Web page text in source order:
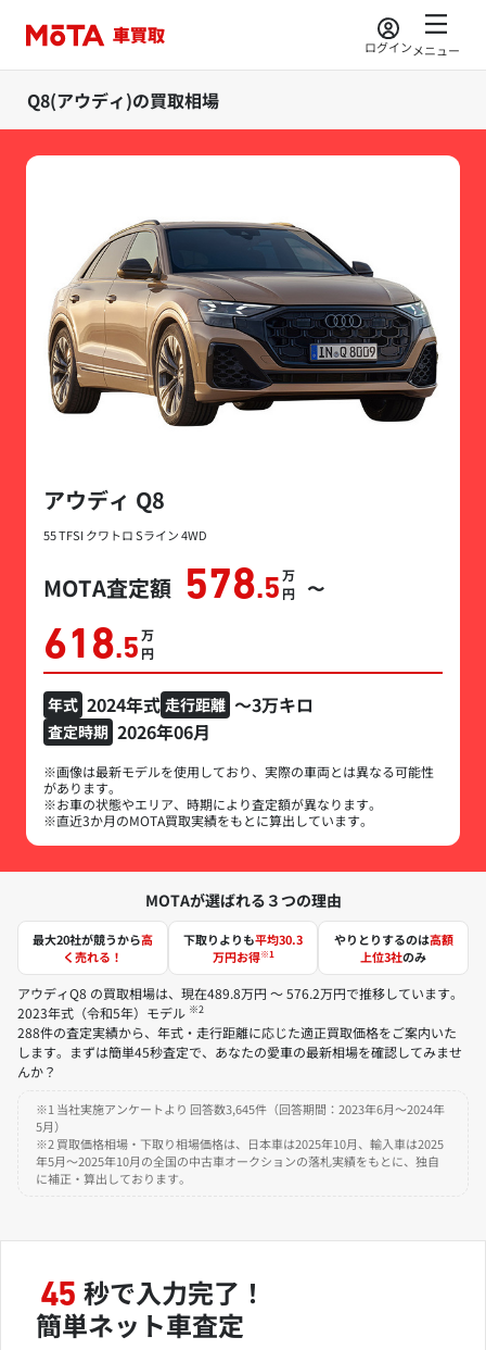
ログインメニュー
Q8(アウディ)の買取相場
アウディ Q8
55 TFSI クワトロ Sライン 4WD
MOTA査定額 578.5万円 〜
618.5万円
年式 2024年式 走行距離 ～3万キロ
査定時期 2026年06月
※画像は最新モデルを使用しており、実際の車両とは異なる可能性
があります。
※お車の状態やエリア、時期により査定額が異なります。
※直近3か月のMOTA買取実績をもとに算出しています。
MOTAが選ばれる３つの理由
最大20社が競うから高
く売れる！
下取りよりも平均30.3
万円お得※1
やりとりするのは高額
上位3社のみ
アウディQ8 の買取相場は、現在489.8万円 ～ 576.2万円で推移しています。
2023年式（令和5年）モデル ※2
288件の査定実績から、年式・走行距離に応じた適正買取価格をご案内いた
します。まずは簡単45秒査定で、あなたの愛車の最新相場を確認してみませ
んか？
※1 当社実施アンケートより 回答数3,645件（回答期間：2023年6月～2024年
5月）
※2 買取価格相場・下取り相場価格は、日本車は2025年10月、輸入車は2025
年5月～2025年10月の全国の中古車オークションの落札実績をもとに、独自
に補正・算出しております。
45 秒で入力完了！
簡単ネット車査定